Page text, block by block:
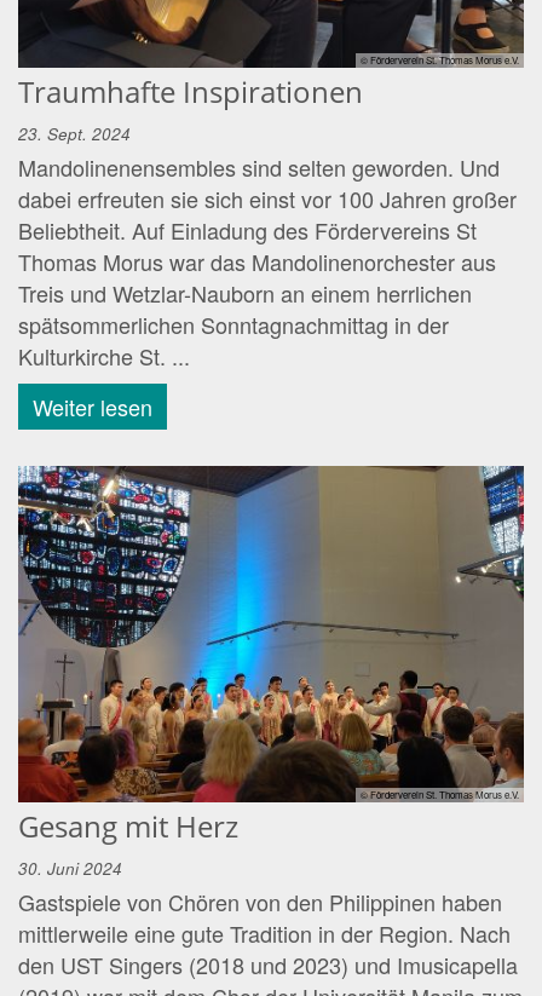
© Förderverein St. Thomas Morus e.V.
Traumhafte Inspirationen
23. Sept. 2024
Mandolinenensembles sind selten geworden. Und
dabei erfreuten sie sich einst vor 100 Jahren großer
Beliebtheit. Auf Einladung des Fördervereins St
Thomas Morus war das Mandolinenorchester aus
Treis und Wetzlar-Nauborn an einem herrlichen
spätsommerlichen Sonntagnachmittag in der
Kulturkirche St. ...
Weiter lesen
© Förderverein St. Thomas Morus e.V.
Gesang mit Herz
30. Juni 2024
Gastspiele von Chören von den Philippinen haben
mittlerweile eine gute Tradition in der Region. Nach
den UST Singers (2018 und 2023) und Imusicapella